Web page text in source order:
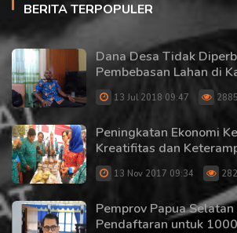
BERITA TERPOPULER
Dana Desa Tidak
Pembebasan Lahan di
13 Jul 2018 09:47
Peningkatan Ekonomi
Kreatifitas dan
13 Nov 2017 09:34
Pemprov Papua
Pendaftaran untuk